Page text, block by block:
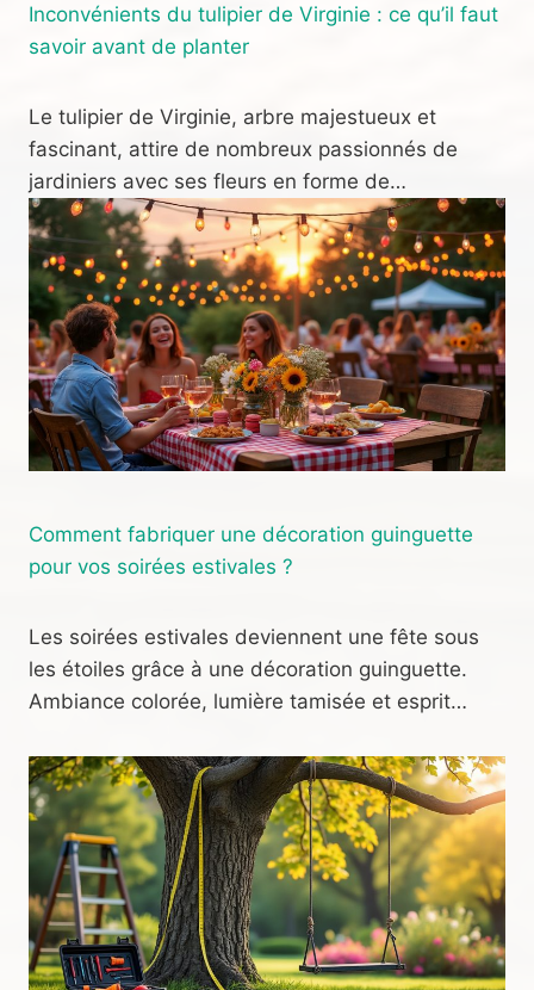
Inconvénients du tulipier de Virginie : ce qu’il faut
savoir avant de planter
Le tulipier de Virginie, arbre majestueux et
fascinant, attire de nombreux passionnés de
jardiniers avec ses fleurs en forme de…
Comment fabriquer une décoration guinguette
pour vos soirées estivales ?
Les soirées estivales deviennent une fête sous
les étoiles grâce à une décoration guinguette.
Ambiance colorée, lumière tamisée et esprit…